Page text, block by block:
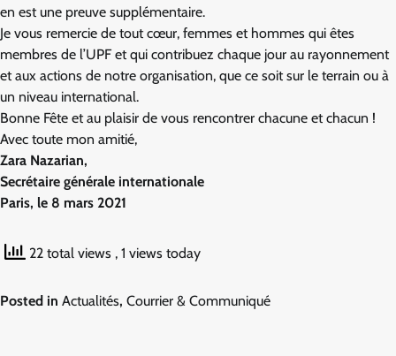
en est une preuve supplémentaire.
Je vous remercie de tout cœur, femmes et hommes qui êtes
membres de l’UPF et qui contribuez chaque jour au rayonnement
et aux actions de notre organisation, que ce soit sur le terrain ou à
un niveau international.
Bonne Fête et au plaisir de vous rencontrer chacune et chacun !
Avec toute mon amitié,
Zara Nazarian,
Secrétaire générale internationale
Paris, le 8 mars 2021
22 total views , 1 views today
Posted in Actualités, Courrier & Communiqué